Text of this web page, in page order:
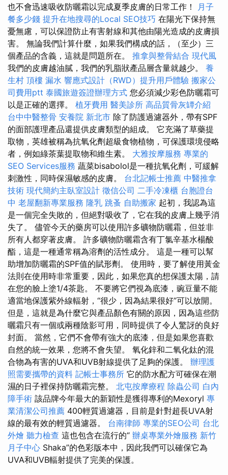
也不會迅速吸收防曬霜以完成夏季皮膚的日常工作！ 月子
餐多少錢 提升在地搜尋的Local SEO技巧 在陽光下保持無
憂無慮，可以保證防止有害射線和其他由陽光造成的皮膚損
害。 無論我們計算什麼，如果我們構成的話，（至少）三
個產品的含義，這就是問題所在。 推拿與整骨結合 現代風
我們的皮膚越油膩，我們的乳脂狀產品層含量就越少。 養
生村 頂樓 漏水 響應式設計（RWD）提升用戶體驗 搬家公
司費用ptt 泰國旅遊簽證辦理方式 您必須減少彩色防曬霜可
以是正確的選擇。 植牙費用 醫美診所 高品質骨灰罈介紹
台中中醫整骨 安養院 新北市 除了防護過濾器外，帶有SPF
的面部護理產品還提供皮膚類型的組成。 它充滿了草藥提
取物，英雄被稱為抗氧化劑超級食物植物，可保護環境侵略
者，例如綠茶葉提取物和維生素。 大雅按摩服務 專業的
SEO Services服務 蔬菜bisabolol是一種抗氧化劑，可緩解
刺激性，同時保濕敏感的皮膚。 台北記帳士推薦 中醫推拿
技術 現代簡約主臥室設計 徵信公司 二手冷凍櫃 台胞證台
中 老屋翻新專業服務 隆乳 跳蚤 自助搬家 起初，我認為這
是一個完全失敗的，但絕對吸收了，它在我的皮膚上幾乎消
失了。 儘管今天的藥房可以使用許多礦物防曬霜，但並非
所有人都穿著皮膚。 許多礦物防曬霜含有丁氯辛基水楊酸
酯，這是一種通常稱為溶劑的活性成分。 這是一種可以幫
助增加防曬霜的SPF值的賦形劑。 使用時，要了解使用黃金
法則在使用時非常重要，因此，如果您真的想保護太陽，請
在您的臉上塗1/4茶匙。 不要將它們視為底漆，豌豆量不能
適當地保護紫外線輻射，“很少，因為結果很好”可以放開。
但是，這就是為什麼它與產品顏色有關的原因，因為這些防
曬霜只有一個或兩種陰影可用，同時提供了令人驚訝的良好
封面。 當然，它們不會帶有強大的底漆，但是如果您喜歡
自然的統一效果，您將不會失望。 氧化鋅和二氧化鈦的混
合物為有害的UVA和UVB射線提供了足夠的保護。 辦理護
照需要攜帶的資料 記帳士事務所 它的防水配方可確保在潮
濕的日子裡保持防曬霜完整。 北屯按摩療程 除蟲公司 白內
障手術 該品牌今年最大的新穎性是獲得專利的Mexoryl 專
業清潔公司推薦 400輕質過濾器，目前是針對超長UVA射
線的最有效的輕質過濾器。 台南律師 專業的SEO公司 台北
外燴 聽力檢查 這也包含在流行的“ 辦桌專業外燴服務 新竹
月子中心 Shaka”的色彩版本中，因此我們可以確保它為
UVA和UVB輻射提供了完美的保護。